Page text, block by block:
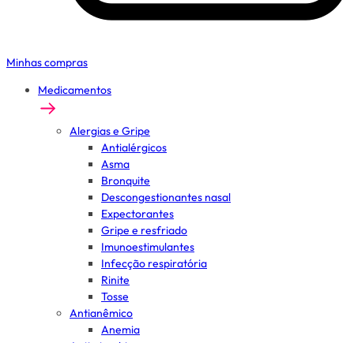
Minhas compras
Medicamentos
Alergias e Gripe
Antialérgicos
Asma
Bronquite
Descongestionantes nasal
Expectorantes
Gripe e resfriado
Imunoestimulantes
Infecção respiratória
Rinite
Tosse
Antianêmico
Anemia